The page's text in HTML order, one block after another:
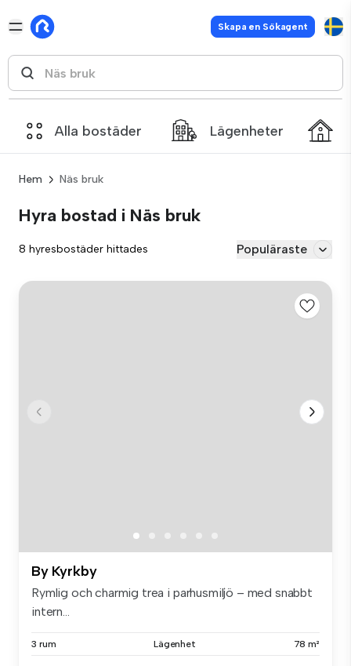
Skapa en Sökagent
Alla bostäder Lägenheter
Hem Näs bruk
Hyra bostad i Näs bruk
8 hyresbostäder hittades Populäraste
By Kyrkby
Rymlig och charmig trea i parhusmiljö – med snabbt
intern...
3 rum Lägenhet 78 m²